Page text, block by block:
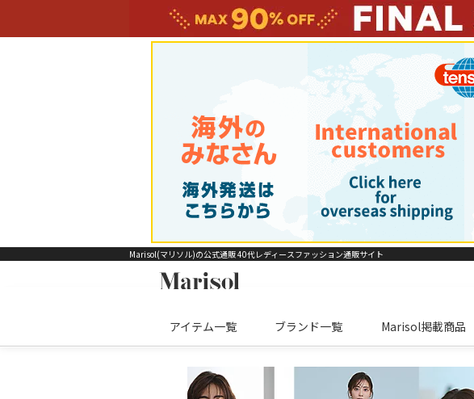
Marisol(マリソル)の公式通販 40代レディースファッション通販サイト
アイテム一覧 ブランド一覧 Marisol掲載商品